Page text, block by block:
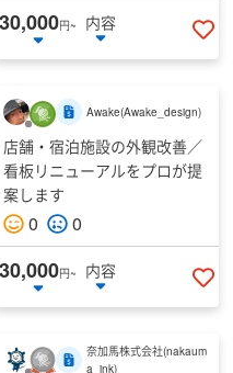
する
30,000円~
内容
い
する
Awake(Awake_design)
店舗・宿泊施設の外観改善／
看板リニューアルをプロが提
案します
0 0
30,000円~
内容
い
奈加馬株式会社(nakaum
a_ink)